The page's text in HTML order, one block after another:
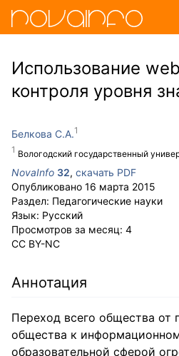
Использование
контроля уровня
Белкова С.А.
Вологодский государственный
NovaInfo 32, скачать PDF
Опубликовано 16 марта 2015
Раздел: Педагогические науки
Язык: Русский
Просмотров за месяц: 4
CC BY-NC
Аннотация
Переход всего общества от
общества к
образовательной сферой